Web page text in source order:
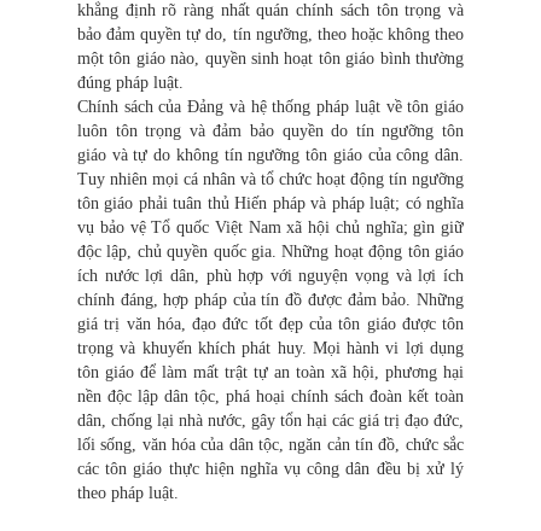
khẳng định rõ ràng nhất quán chính sách tôn trọng và
bảo đảm quyền tự do, tín ngưỡng, theo hoặc không theo
một tôn giáo nào, quyền sinh hoạt tôn giáo bình thường
đúng pháp luật.
Chính sách của Đảng và hệ thống pháp luật về tôn giáo
luôn tôn trọng và đảm bảo quyền do tín ngưỡng tôn
giáo và tự do không tín ngưỡng tôn giáo của công dân.
Tuy nhiên mọi cá nhân và tổ chức hoạt động tín ngưỡng
tôn giáo phải tuân thủ Hiến pháp và pháp luật; có nghĩa
vụ bảo vệ Tổ quốc Việt Nam xã hội chủ nghĩa; gìn giữ
độc lập, chủ quyền quốc gia. Những hoạt động tôn giáo
ích nước lợi dân, phù hợp với nguyện vọng và lợi ích
chính đáng, hợp pháp của tín đồ được đảm bảo. Những
giá trị văn hóa, đạo đức tốt đẹp của tôn giáo được tôn
trọng và khuyến khích phát huy. Mọi hành vi lợi dụng
tôn giáo để làm mất trật tự an toàn xã hội, phương hại
nền độc lập dân tộc, phá hoại chính sách đoàn kết toàn
dân, chống lại nhà nước, gây tổn hại các giá trị đạo đức,
lối sống, văn hóa của dân tộc, ngăn cản tín đồ, chức sắc
các tôn giáo thực hiện nghĩa vụ công dân đều bị xử lý
theo pháp luật.